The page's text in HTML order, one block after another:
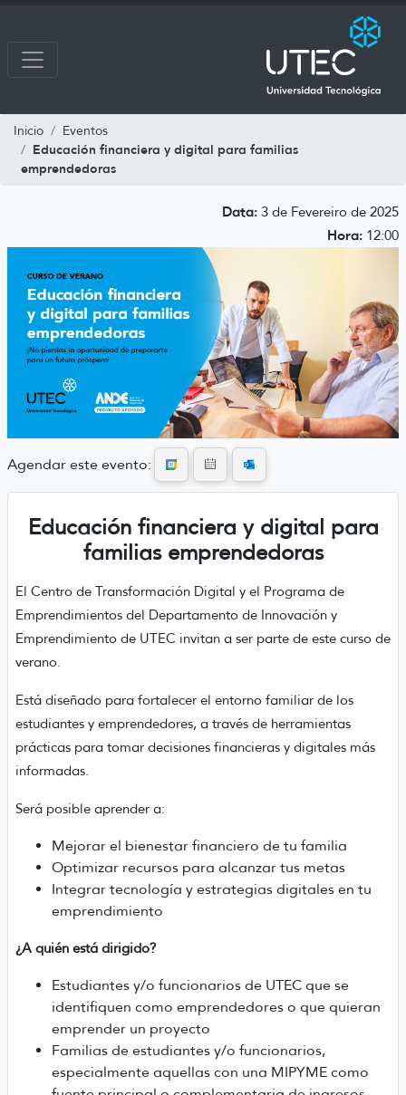
Inicio Eventos
Educación financiera y digital para familias
emprendedoras
Data: 3 de Fevereiro de 2025
Hora: 12:00
Agendar este evento:
Educación financiera y digital para
familias emprendedoras
El Centro de Transformación Digital y el Programa de
Emprendimientos del Departamento de Innovación y
Emprendimiento de UTEC invitan a ser parte de este curso de
verano.
Está diseñado para fortalecer el entorno familiar de los
estudiantes y emprendedores, a través de herramientas
prácticas para tomar decisiones financieras y digitales más
informadas.
Será posible aprender a:
Mejorar el bienestar financiero de tu familia
Optimizar recursos para alcanzar tus metas
Integrar tecnología y estrategias digitales en tu
emprendimiento
¿A quién está dirigido?
Estudiantes y/o funcionarios de UTEC que se
identifiquen como emprendedores o que quieran
emprender un proyecto
Familias de estudiantes y/o funcionarios,
especialmente aquellas con una MIPYME como